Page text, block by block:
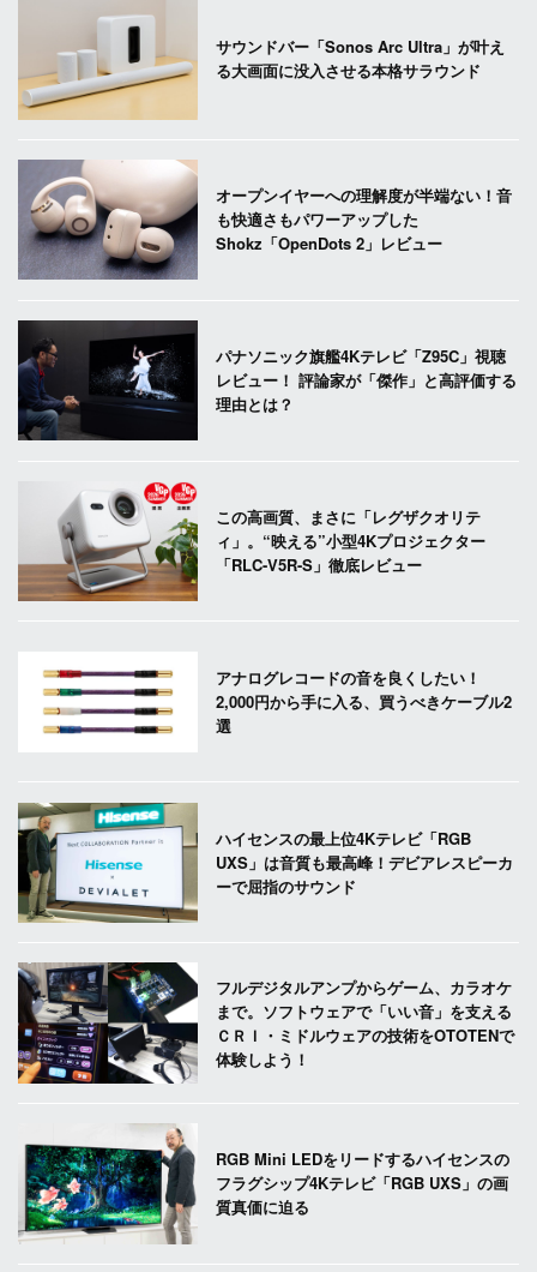
サウンドバー「Sonos Arc Ultra」が叶え
る大画面に没入させる本格サラウンド
オープンイヤーへの理解度が半端ない！音
も快適さもパワーアップした
Shokz「OpenDots 2」レビュー
パナソニック旗艦4Kテレビ「Z95C」視聴
レビュー！ 評論家が「傑作」と高評価する
理由とは？
この高画質、まさに「レグザクオリテ
ィ」。“映える”小型4Kプロジェクター
「RLC-V5R-S」徹底レビュー
アナログレコードの音を良くしたい！
2,000円から手に入る、買うべきケーブル2
選
ハイセンスの最上位4Kテレビ「RGB
UXS」は音質も最高峰！デビアレスピーカ
ーで屈指のサウンド
フルデジタルアンプからゲーム、カラオケ
まで。ソフトウェアで「いい音」を支える
ＣＲＩ・ミドルウェアの技術をOTOTENで
体験しよう！
RGB Mini LEDをリードするハイセンスの
フラグシップ4Kテレビ「RGB UXS」の画
質真価に迫る